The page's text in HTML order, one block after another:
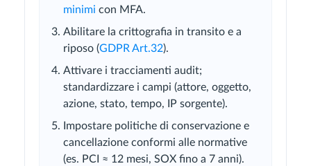
minimi con MFA.
Abilitare la crittografia in transito e a
riposo (GDPR Art.32).
Attivare i tracciamenti audit;
standardizzare i campi (attore, oggetto,
azione, stato, tempo, IP sorgente).
Impostare politiche di conservazione e
cancellazione conformi alle normative
(es. PCI ≈ 12 mesi, SOX fino a 7 anni).